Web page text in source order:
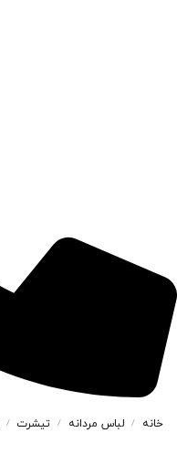
خانه / لباس مردانه / تیشرت /